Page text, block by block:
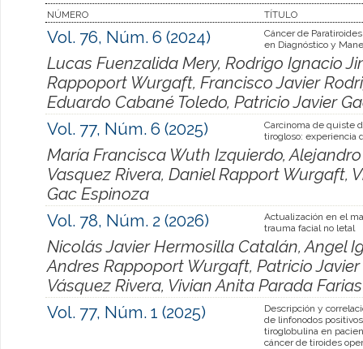
NÚMERO TÍTULO
Vol. 76, Núm. 6 (2024)
Cáncer de
en Diagnóstico y
Lucas Fuenzalida Mery, Rodrigo Ignacio
Rappoport Wurgaft, Francisco Javier
Eduardo Cabané Toledo, Patricio Javier
Vol. 77, Núm. 6 (2025)
Carcinoma de quiste
tirogloso: experiencia
María Francisca Wuth Izquierdo,
Vasquez Rivera, Daniel Rapport Wurgaft,
Gac Espinoza
Vol. 78, Núm. 2 (2026)
Actualización en el
trauma facial no letal
Nicolás Javier Hermosilla Catalán, Angel
Andres Rappoport Wurgaft, Patricio
Vásquez Rivera, Vivian Anita Parada Farias
Vol. 77, Núm. 1 (2025)
Descripción y
de linfonodos
tiroglobulina en
cáncer de tiroides